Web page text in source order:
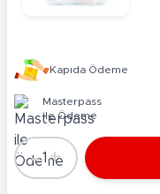
Kapıda Ödeme
Masterpass
ile Ödeme
Adet
-1 +